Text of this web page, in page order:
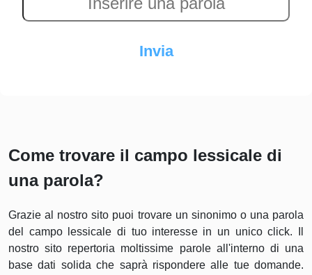
Come trovare il campo lessicale di
una parola?
Grazie al nostro sito puoi trovare un sinonimo o una parola
del campo lessicale di tuo interesse in un unico click. Il
nostro sito repertoria moltissime parole all'interno di una
base dati solida che saprà rispondere alle tue domande.